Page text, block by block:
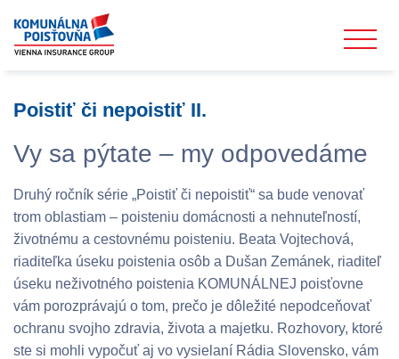
Poistiť či nepoistiť II.
Vy sa pýtate – my odpovedáme
Druhý ročník série „Poistiť či nepoistiť“ sa bude venovať
trom oblastiam – poisteniu domácnosti a nehnuteľností,
životnému a cestovnému poisteniu. Beata Vojtechová,
riaditeľka úseku poistenia osôb a Dušan Zemánek, riaditeľ
úseku neživotného poistenia KOMUNÁLNEJ poisťovne
vám porozprávajú o tom, prečo je dôležité nepodceňovať
ochranu svojho zdravia, života a majetku. Rozhovory, ktoré
ste si mohli vypočuť aj vo vysielaní Rádia Slovensko, vám